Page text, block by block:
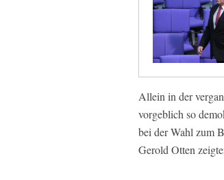
Allein in der
vorgeblich so
bei der Wahl zum
Gerold Otten